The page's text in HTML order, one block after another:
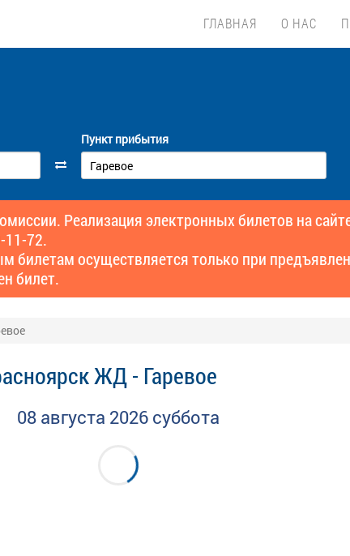
ГЛАВНАЯ О НАС
Пункт прибытия
Реализация электронных билетов на
11-72.
билетам осуществляется только при
билет.
ЖД - Гаревое
08 августа 2026 суббота